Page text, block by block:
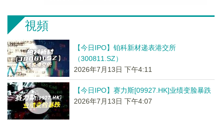
視頻
【今日IPO】铂科新材递表港交所
（300811.SZ）
2026年7月13日 下午4:11
【今日IPO】赛力斯[09927.HK]业绩变脸暴跌
2026年7月13日 下午4:07